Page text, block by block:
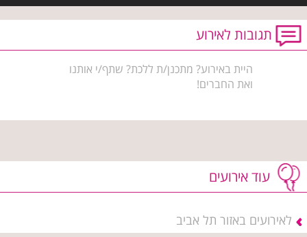
תגובות לאירוע
היית באירוע? מתכנן/ת ללכת? שתף/י אותנו
ואת החברים!
עוד אירועים
לאירועים באזור תל אביב